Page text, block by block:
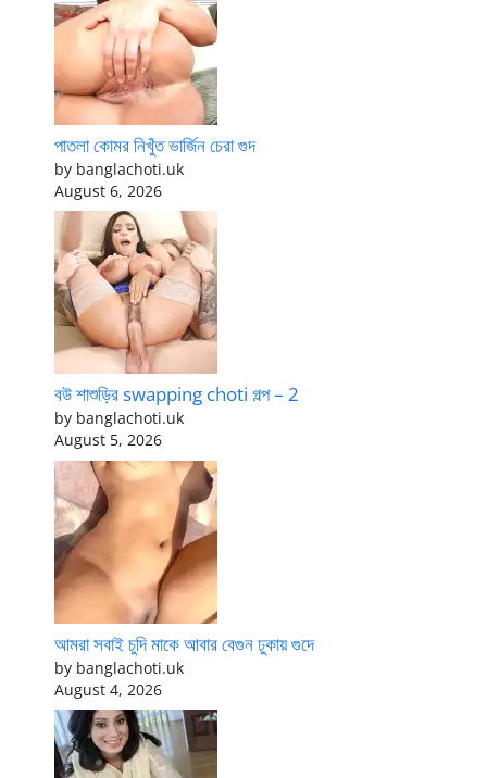
পাতলা কোমর নিখুঁত ভার্জিন চেরা গুদ
by banglachoti.uk
August 6, 2026
বউ শাশুড়ির swapping choti গল্প – 2
by banglachoti.uk
August 5, 2026
আমরা সবাই চুদি মাকে আবার বেগুন ঢুকায় গুদে
by banglachoti.uk
August 4, 2026